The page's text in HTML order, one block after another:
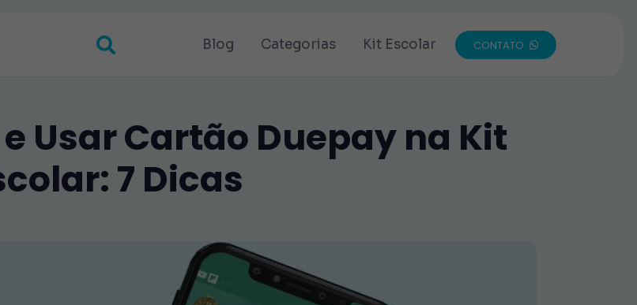
Blog Categorias Kit Escolar CONTATO
Usar Cartão Duepay na Kit
7 Dicas